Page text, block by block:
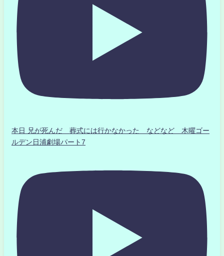
本日 兄が死んだ 葬式には行かなかった などなど 木曜ゴー
ルデン日浦劇場パート7